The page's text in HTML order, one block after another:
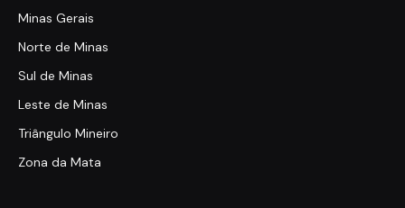
Minas Gerais
Norte de Minas
Sul de Minas
Leste de Minas
Triângulo Mineiro
Zona da Mata